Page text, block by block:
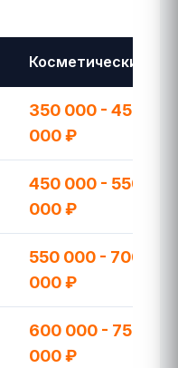
Косметический
350 000 - 450
000 ₽
450 000 - 550
000 ₽
550 000 - 700
000 ₽
600 000 - 750
000 ₽